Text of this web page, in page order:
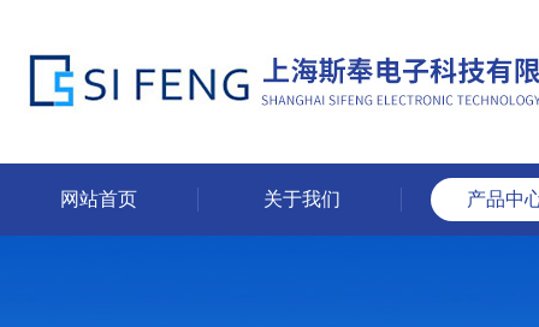
网站首页 关于我们 产品中